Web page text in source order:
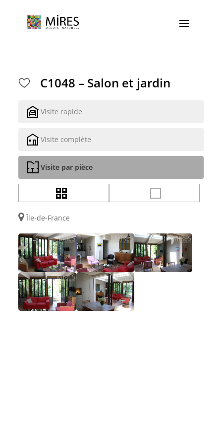
C1048 – Salon et jardin
Visite rapide
Visite complète
Visite par pièce
Île-de-France